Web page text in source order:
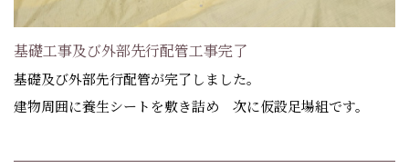
基礎工事及び外部先行配管工事完了
基礎及び外部先行配管が完了しました。
建物周囲に養生シートを敷き詰め 次に仮設足場組です。